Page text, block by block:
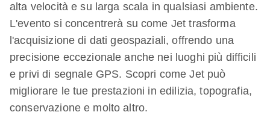
alta velocità e su larga scala in qualsiasi ambiente.
L'evento si concentrerà su come Jet trasforma
l'acquisizione di dati geospaziali, offrendo una
precisione eccezionale anche nei luoghi più difficili
e privi di segnale GPS. Scopri come Jet può
migliorare le tue prestazioni in edilizia, topografia,
conservazione e molto altro.